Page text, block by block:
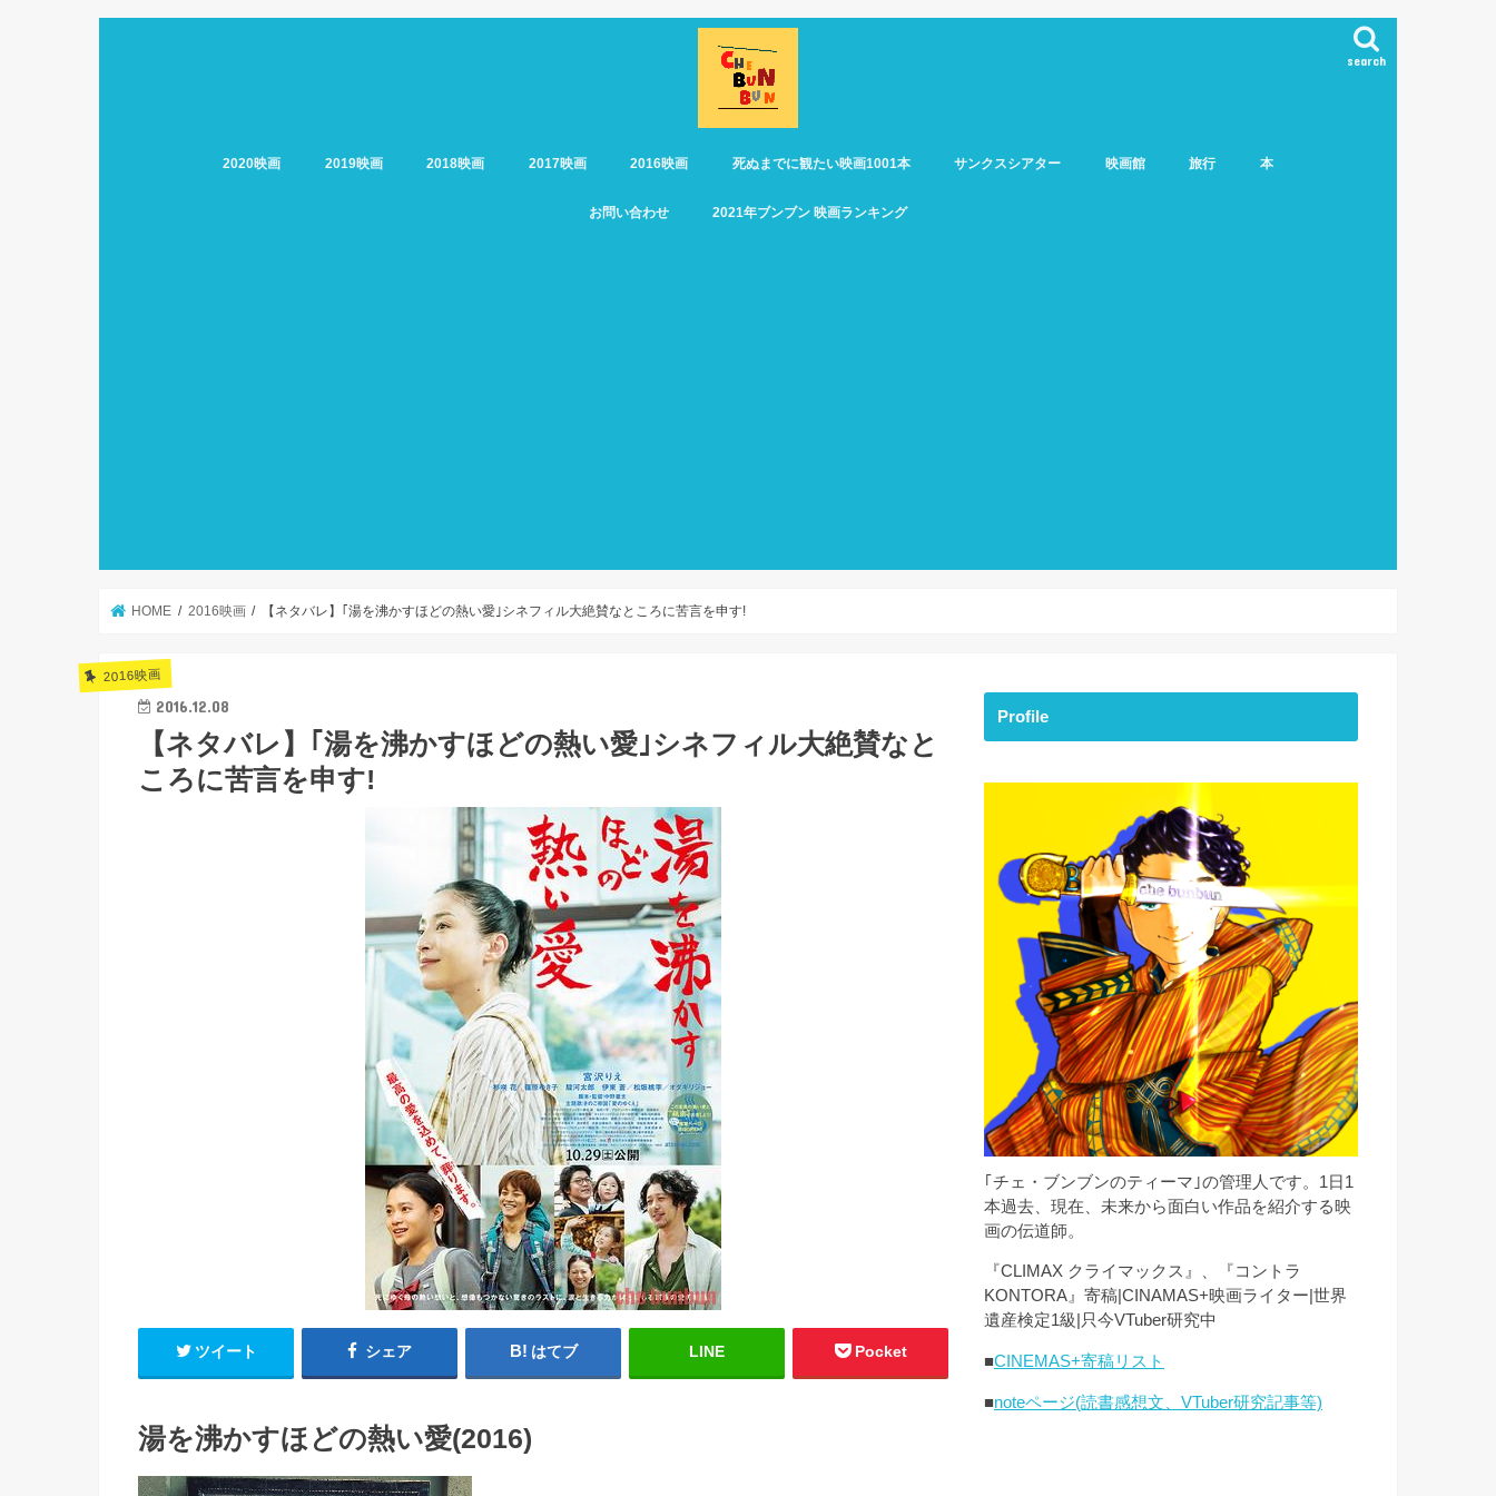
search
2020映画 2019映画 2018映画 2017映画 2016映画 死ぬまでに観たい映画1001本 サンクスシアター 映画館 旅行 本
お問い合わせ 2021年ブンブン 映画ランキング
HOME 2016映画 【ネタバレ】｢湯を沸かすほどの熱い愛｣シネフィル大絶賛なところに苦言を申す!
2016映画
2016.12.08
【ネタバレ】｢湯を沸かすほどの熱い愛｣シネフィル大絶賛なと
ころに苦言を申す!
ツイート シェア はてブ LINE Pocket
湯を沸かすほどの熱い愛(2016)
Profile
｢チェ・ブンブンのティーマ｣の管理人です。1日1
本過去、現在、未来から面白い作品を紹介する映
画の伝道師。
『CLIMAX クライマックス』、『コントラ
KONTORA』寄稿|CINAMAS+映画ライター|世界
遺産検定1級|只今VTuber研究中
■CINEMAS+寄稿リスト
■noteページ(読書感想文、VTuber研究記事等)